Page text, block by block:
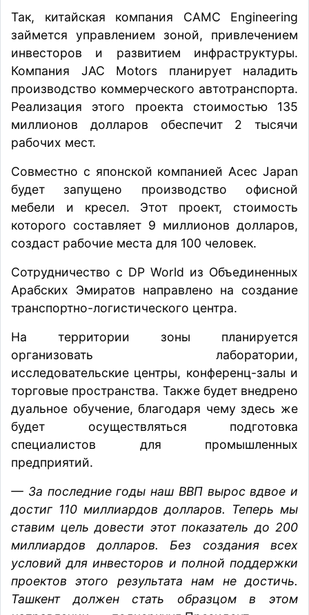
Так, китайская компания CAMC Engineering
займется управлением зоной, привлечением
инвесторов и развитием инфраструктуры.
Компания JAC Motors планирует наладить
производство коммерческого автотранспорта.
Реализация этого проекта стоимостью 135
миллионов долларов обеспечит 2 тысячи
рабочих мест.
Совместно с японской компанией Acec Japan
будет запущено производство офисной
мебели и кресел. Этот проект, стоимость
которого составляет 9 миллионов долларов,
создаст рабочие места для 100 человек.
Сотрудничество с DP World из Объединенных
Арабских Эмиратов направлено на создание
транспортно-логистического центра.
На территории зоны планируется
организовать лаборатории,
исследовательские центры, конференц-залы и
торговые пространства. Также будет внедрено
дуальное обучение, благодаря чему здесь же
будет осуществляться подготовка
специалистов для промышленных
предприятий.
— За последние годы наш ВВП вырос вдвое и
достиг 110 миллиардов долларов. Теперь мы
ставим цель довести этот показатель до 200
миллиардов долларов. Без создания всех
условий для инвесторов и полной поддержки
проектов этого результата нам не достичь.
Ташкент должен стать образцом в этом